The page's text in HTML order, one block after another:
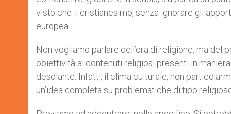
visto che il cristianesimo, senza ignorare gli
europea.
Non vogliamo parlare dell’ora di religione, ma del
obiettività ai contenuti religiosi presenti in
desolante. Infatti, il clima culturale, non
un’idea completa su problematiche di tipo